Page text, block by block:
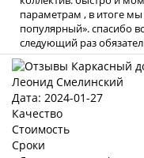
параметрам , в итоге
популярный». спасибо
следующий раз
Леонид Смелинский
Дата: 2024-01-27
Качество
Стоимость
Сроки